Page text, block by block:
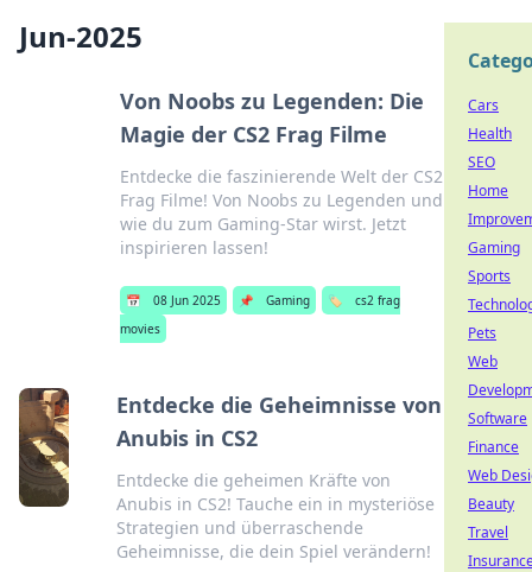
Jun-2025
Von Noobs zu Legenden: Die
Magie der CS2 Frag Filme
Entdecke die faszinierende Welt der CS2
Frag Filme! Von Noobs zu Legenden und
wie du zum Gaming-Star wirst. Jetzt
inspirieren lassen!
📅 08 Jun 2025 📌 Gaming 🏷️
cs2 frag
movies
Entdecke die Geheimnisse von
Anubis in CS2
Entdecke die geheimen Kräfte von
Anubis in CS2! Tauche ein in mysteriöse
Strategien und überraschende
Geheimnisse, die dein Spiel verändern!
Cars
Health
SEO
Home
Gaming
Sports
Pets
Web
Software
Finance
Web
Beauty
Travel